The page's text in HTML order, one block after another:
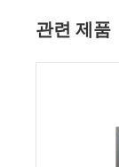
관련 제품